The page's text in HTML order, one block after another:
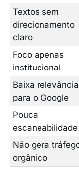
Textos sem
direcionamento
claro
Foco apenas
institucional
Baixa relevância
para o Google
Pouca
escaneabilidade
Não gera
orgânico